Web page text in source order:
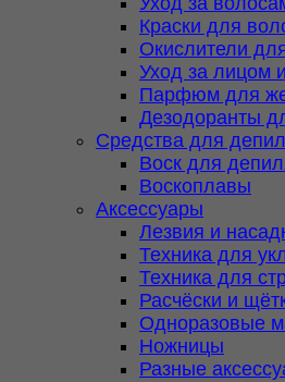
Краски для
Окислители
Уход за лицом
Парфюм для
Дезодоранты
Средства для
Воск для
Воскоплавы
Аксессуары
Лезвия и
Техника для
Техника для
Расчёски и
Одноразовые
Ножницы
Разные